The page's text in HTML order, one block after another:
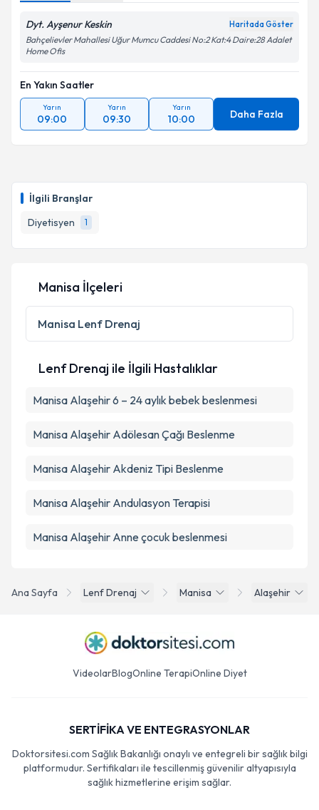
İlgili Branşlar
Diyetisyen
1
Dyt. Ayşenur Keskin Haritada Göster
Bahçelievler Mahallesi Uğur Mumcu Caddesi No:2 Kat:4 Daire:28 Adalet
Home Ofis
En Yakın Saatler
Yarın
09:00
Yarın
09:30
Yarın
10:00 Daha Fazla
Ana Sayfa Lenf Drenaj Manisa Alaşehir
Manisa İlçeleri
Manisa Lenf Drenaj
Lenf Drenaj ile İlgili Hastalıklar
Manisa Alaşehir 6 – 24 aylık bebek beslenmesi
Manisa Alaşehir Adölesan Çağı Beslenme
Manisa Alaşehir Akdeniz Tipi Beslenme
Manisa Alaşehir Andulasyon Terapisi
Manisa Alaşehir Anne çocuk beslenmesi
VideolarBlogOnline TerapiOnline Diyet
SERTİFİKA VE ENTEGRASYONLAR
Doktorsitesi.com Sağlık Bakanlığı onaylı ve entegreli bir sağlık bilgi
platformudur. Sertifikaları ile tescillenmiş güvenilir altyapısıyla
sağlık hizmetlerine erişim sağlar.